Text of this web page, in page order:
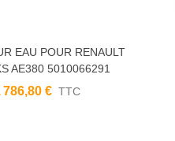
EAU POUR RENAULT
AE380 5010066291
5001014285
786,80 € TTC